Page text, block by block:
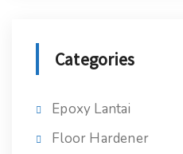
Categories
Epoxy Lantai
Floor Hardener